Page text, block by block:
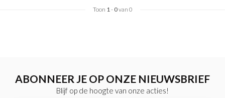
Toon 1- 0van 0
ABONNEER JE OP ONZE NIEUWSBRIEF
Blijf op de hoogte van onze acties!